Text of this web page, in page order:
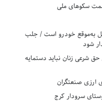
سمت سکوهای ملی
به‌موقع خودرو است / جلب
شود
شرعی زنان نباید دستمایه
ارزی صنعتگران